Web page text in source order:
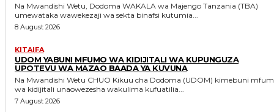
Na Mwandishi Wetu, Dodoma WAKALA wa Majengo Tanzania (TBA)
umewataka wawekezaji wa sekta binafsi kutumia...
8 August 2026
KITAIFA
UDOM YABUNI MFUMO WA KIDIJITALI WA KUPUNGUZA
UPOTEVU WA MAZAO BAADA YA KUVUNA
Na Mwandishi Wetu CHUO Kikuu cha Dodoma (UDOM) kimebuni mfumo
wa kidijitali unaowezesha wakulima kufuatilia...
7 August 2026